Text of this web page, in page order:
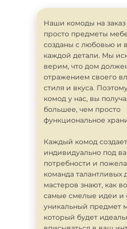
Наши комоды на заказ
просто предметы
созданы с любовью и
каждой детали. Мы
верим, что дом
отражением своего
стиля и вкуса.
комод у нас, вы
большее, чем просто
функциональное
Каждый комод
индивидуально под
потребности и
команда талантливых
мастеров знают, как
самые смелые идеи и
уникальный предмет
который будет